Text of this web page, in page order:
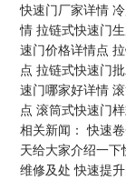
快速门厂家详情
情 拉链式快速门
速门价格详情点
点 拉链式快速门
速门哪家好详情
点 滚筒式快速门
相关新闻：快速
天给大家介绍一下
维修及处 快速提